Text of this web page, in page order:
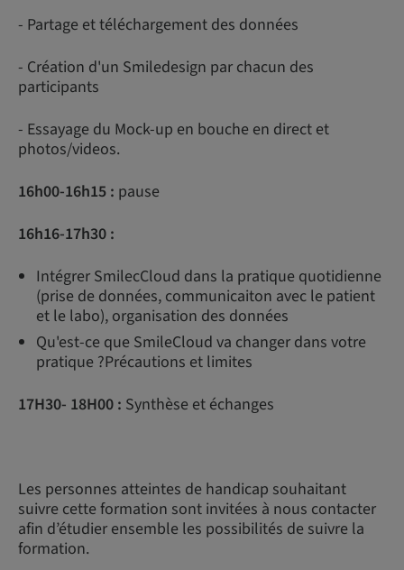
- Partage et téléchargement des données
- Création d'un Smiledesign par chacun des
participants
- Essayage du Mock-up en bouche en direct et
photos/videos.
16h00-16h15 : pause
16h16-17h30 :
Intégrer SmilecCloud dans la pratique quotidienne
(prise de données, communicaiton avec le patient
et le labo), organisation des données
Qu'est-ce que SmileCloud va changer dans votre
pratique ?Précautions et limites
17H30- 18H00 : Synthèse et échanges
Les personnes atteintes de handicap souhaitant
suivre cette formation sont invitées à nous contacter
afin d’étudier ensemble les possibilités de suivre la
formation.